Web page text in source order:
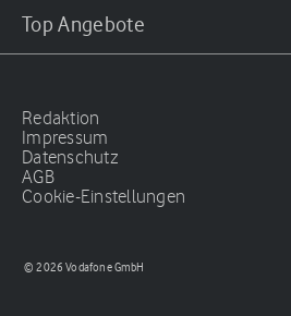
Top Angebote
Redaktion
Impressum
Datenschutz
AGB
Cookie-Einstellungen
© 2026 Vodafone GmbH